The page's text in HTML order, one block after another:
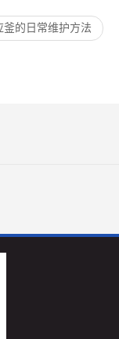
的日常维护方法